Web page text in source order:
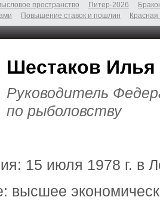
пространство Питер-2026
Повышение ставок и пошлин
Шестаков
Руководитель
по рыболовству
15 июля 1978 г. в
высшее